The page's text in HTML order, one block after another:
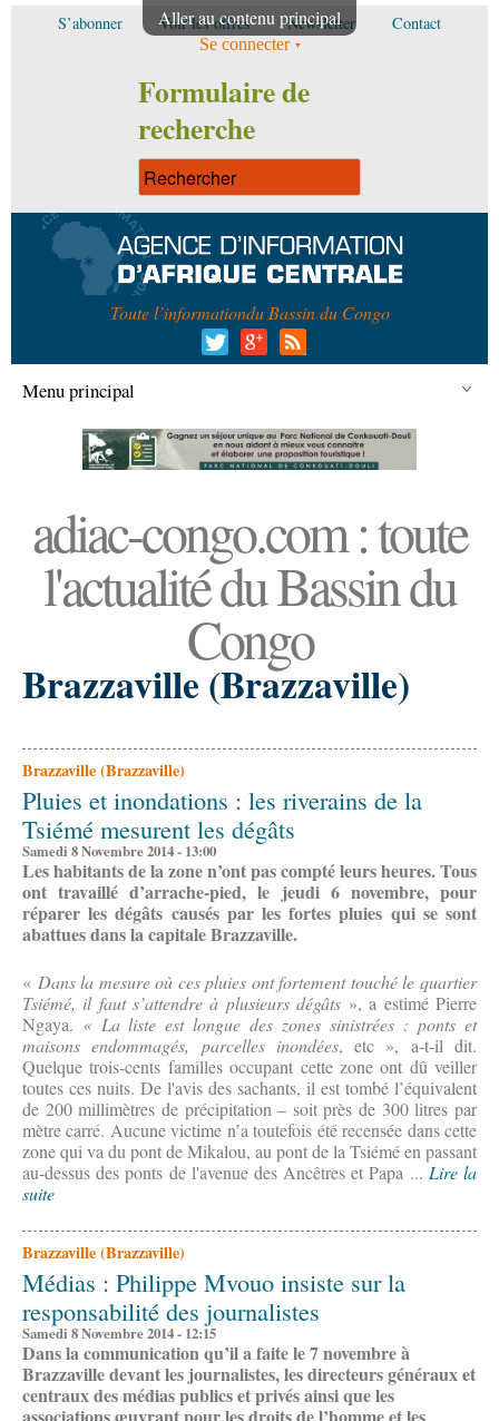
Aller au contenu principal
S’abonner Voir les offres Newsletter Contact
Se connecter
Formulaire de
recherche
Toute l’informationdu Bassin du Congo
Menu principal
adiac-congo.com : toute
l'actualité du Bassin du
Congo
Brazzaville (Brazzaville)
Brazzaville (Brazzaville)
Pluies et inondations : les riverains de la
Tsiémé mesurent les dégâts
Samedi 8 Novembre 2014 - 13:00
Les habitants de la zone n’ont pas compté leurs heures. Tous
ont travaillé d’arrache-pied, le jeudi 6 novembre, pour
réparer les dégâts causés par les fortes pluies qui se sont
abattues dans la capitale Brazzaville.
« Dans la mesure où ces pluies ont fortement touché le quartier
Tsiémé, il faut s’attendre à plusieurs dégâts», a estimé Pierre
Ngaya. « La liste est longue des zones sinistrées : ponts et
maisons endommagés, parcelles inondées, etc », a-t-il dit.
Quelque trois-cents familles occupant cette zone ont dû veiller
toutes ces nuits. De l'avis des sachants, il est tombé l’équivalent
de 200 millimètres de précipitation – soit près de 300 litres par
mètre carré. Aucune victime n’a toutefois été recensée dans cette
zone qui va du pont de Mikalou, au pont de la Tsiémé en passant
au-dessus des ponts de l'avenue des Ancêtres et Papa ... Lire la
suite
Brazzaville (Brazzaville)
Médias : Philippe Mvouo insiste sur la
responsabilité des journalistes
Samedi 8 Novembre 2014 - 12:15
Dans la communication qu’il a faite le 7 novembre à
Brazzaville devant les journalistes, les directeurs généraux et
centraux des médias publics et privés ainsi que les